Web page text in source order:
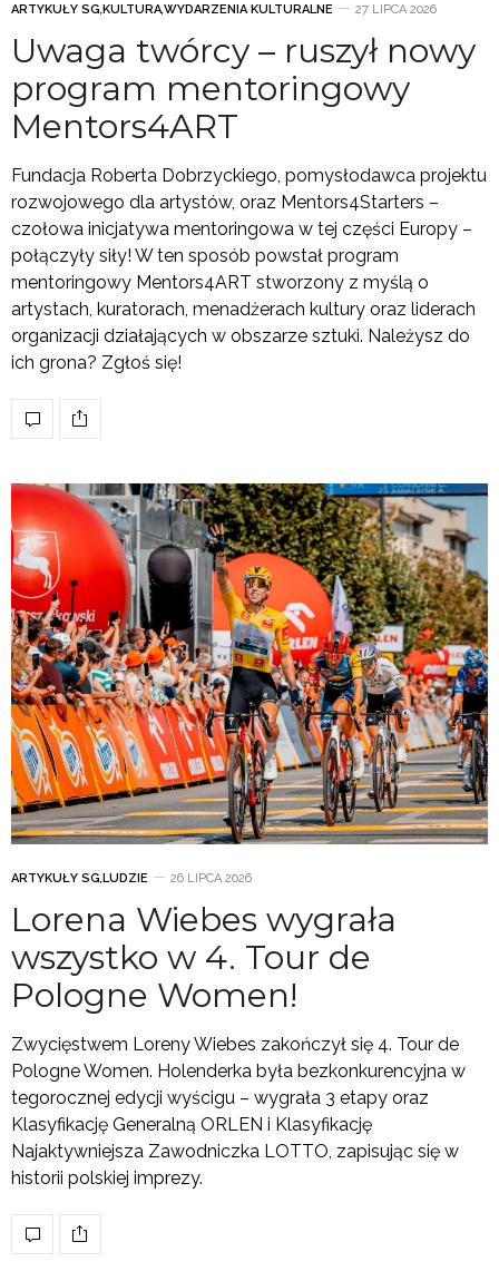
ARTYKUŁY SG,KULTURA,WYDARZENIA KULTURALNE 27 LIPCA 2026
Uwaga twórcy – ruszył nowy
program mentoringowy
Mentors4ART
Fundacja Roberta Dobrzyckiego, pomysłodawca projektu
rozwojowego dla artystów, oraz Mentors4Starters –
czołowa inicjatywa mentoringowa w tej części Europy –
połączyły siły! W ten sposób powstał program
mentoringowy Mentors4ART stworzony z myślą o
artystach, kuratorach, menadżerach kultury oraz liderach
organizacji działających w obszarze sztuki. Należysz do
ich grona? Zgłoś się!
ARTYKUŁY SG,LUDZIE 26 LIPCA 2026
Lorena Wiebes wygrała
wszystko w 4. Tour de
Pologne Women!
Zwycięstwem Loreny Wiebes zakończył się 4. Tour de
Pologne Women. Holenderka była bezkonkurencyjna w
tegorocznej edycji wyścigu – wygrała 3 etapy oraz
Klasyfikację Generalną ORLEN i Klasyfikację
Najaktywniejsza Zawodniczka LOTTO, zapisując się w
historii polskiej imprezy.